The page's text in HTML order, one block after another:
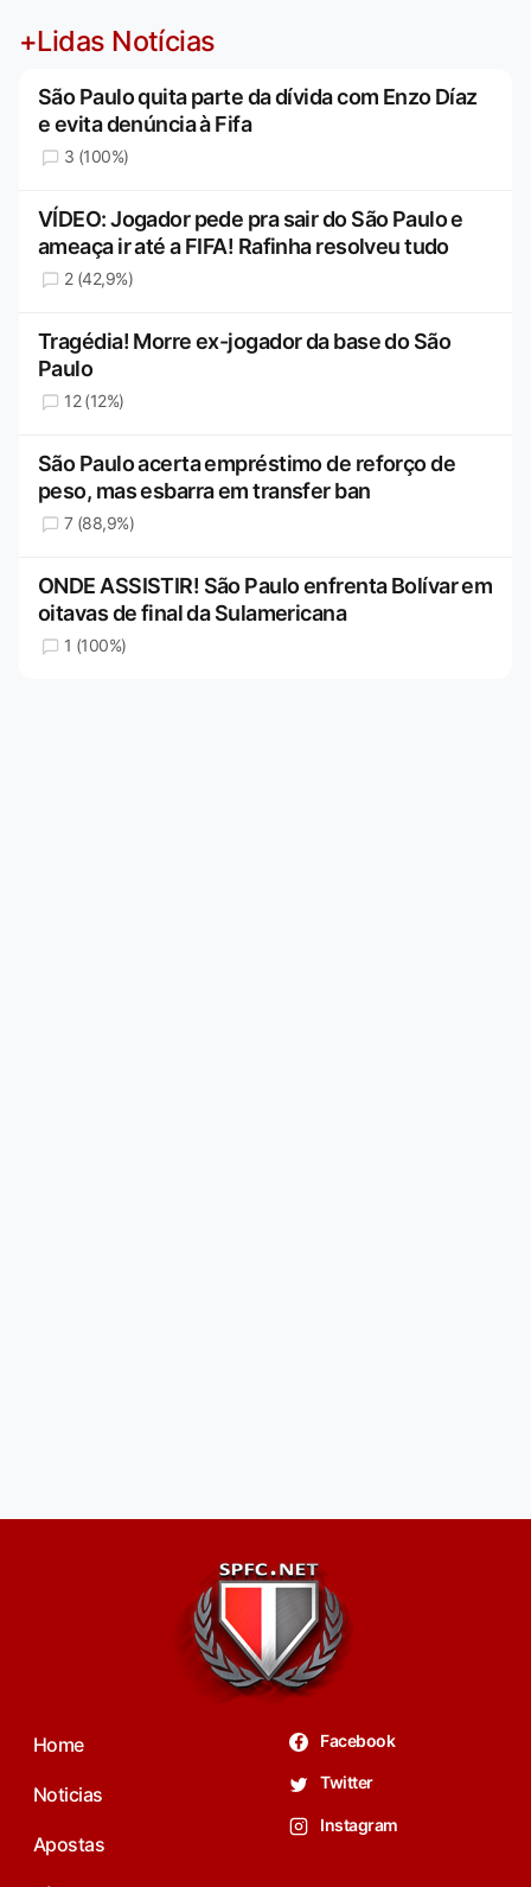
+Lidas Notícias
São Paulo quita parte da dívida com Enzo Díaz
e evita denúncia à Fifa
3 (100%)
VÍDEO: Jogador pede pra sair do São Paulo e
ameaça ir até a FIFA! Rafinha resolveu tudo
2 (42,9%)
Tragédia! Morre ex-jogador da base do São
Paulo
12 (12%)
São Paulo acerta empréstimo de reforço de
peso, mas esbarra em transfer ban
7 (88,9%)
ONDE ASSISTIR! São Paulo enfrenta Bolívar em
oitavas de final da Sulamericana
1 (100%)
Home
Noticias
Apostas
Facebook
Twitter
Instagram